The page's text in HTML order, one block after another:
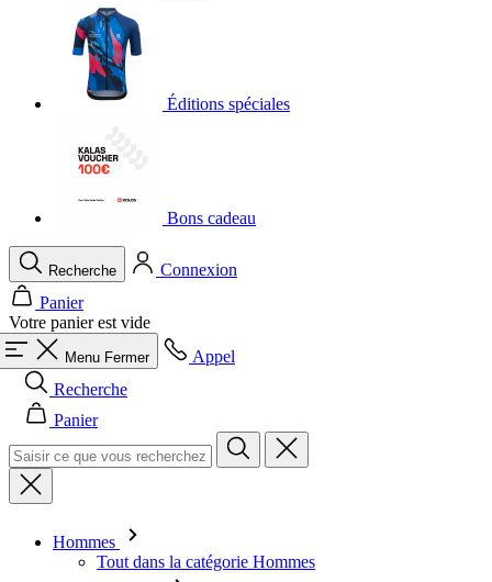
Éditions spéciales
Bons cadeau
Recherche
Connexion
Panier
Votre panier est vide
Menu Fermer
Appel
Recherche
Panier
Hommes
Tout dans la catégorie Hommes